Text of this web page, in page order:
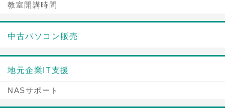
教室開講時間
中古パソコン販売
地元企業IT支援
NASサポート